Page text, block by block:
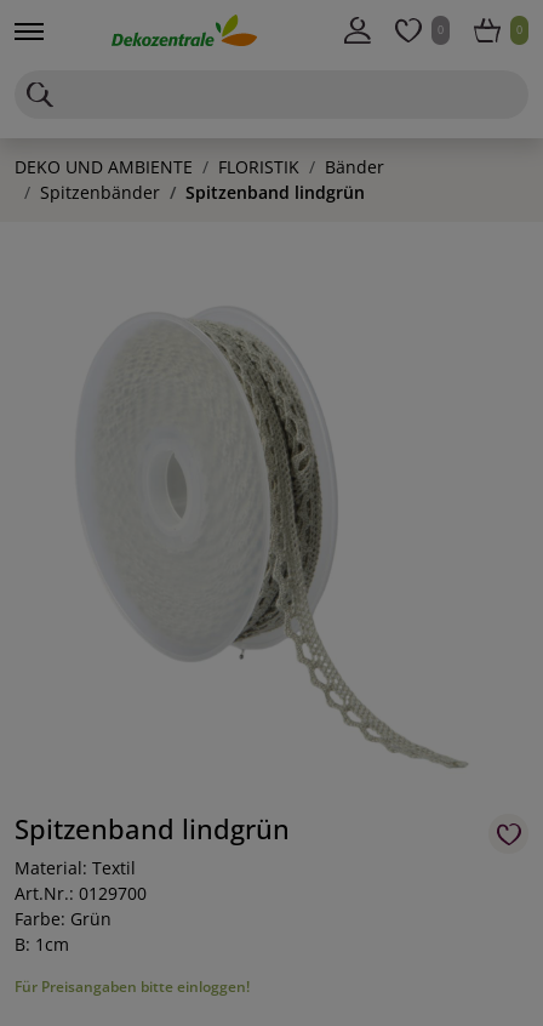
0 0
DEKO UND AMBIENTE FLORISTIK
Bänder
Spitzenbänder
Spitzenband lindgrün
Spitzenband lindgrün
Material: Textil
Art.Nr.: 0129700
Farbe: Grün
B: 1cm
Für Preisangaben bitte einloggen!